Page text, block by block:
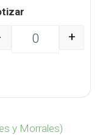
de Viaje
+
y Morrales)